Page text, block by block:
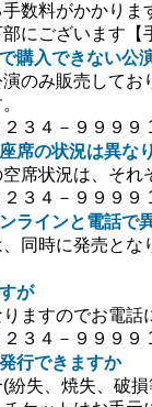
数料がかかりま
にございます【
購入できない公
のみ販売して
３４－９９９９
席の状況は異な
席状況は、それ
３４－９９９９
ラインと電話で
同時に発売と
が
ますのでお電話
３４－９９９９
行できますか
紛失、焼失、破